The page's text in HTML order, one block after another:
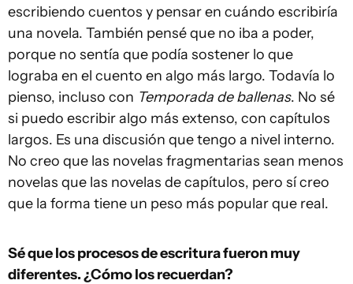
escribiendo cuentos y pensar en cuándo escribiría
una novela. También pensé que no iba a poder,
porque no sentía que podía sostener lo que
lograba en el cuento en algo más largo. Todavía lo
pienso, incluso con Temporada de ballenas. No sé
si puedo escribir algo más extenso, con capítulos
largos. Es una discusión que tengo a nivel interno.
No creo que las novelas fragmentarias sean menos
novelas que las novelas de capítulos, pero sí creo
que la forma tiene un peso más popular que real.
Sé que los procesos de escritura fueron muy
diferentes. ¿Cómo los recuerdan?